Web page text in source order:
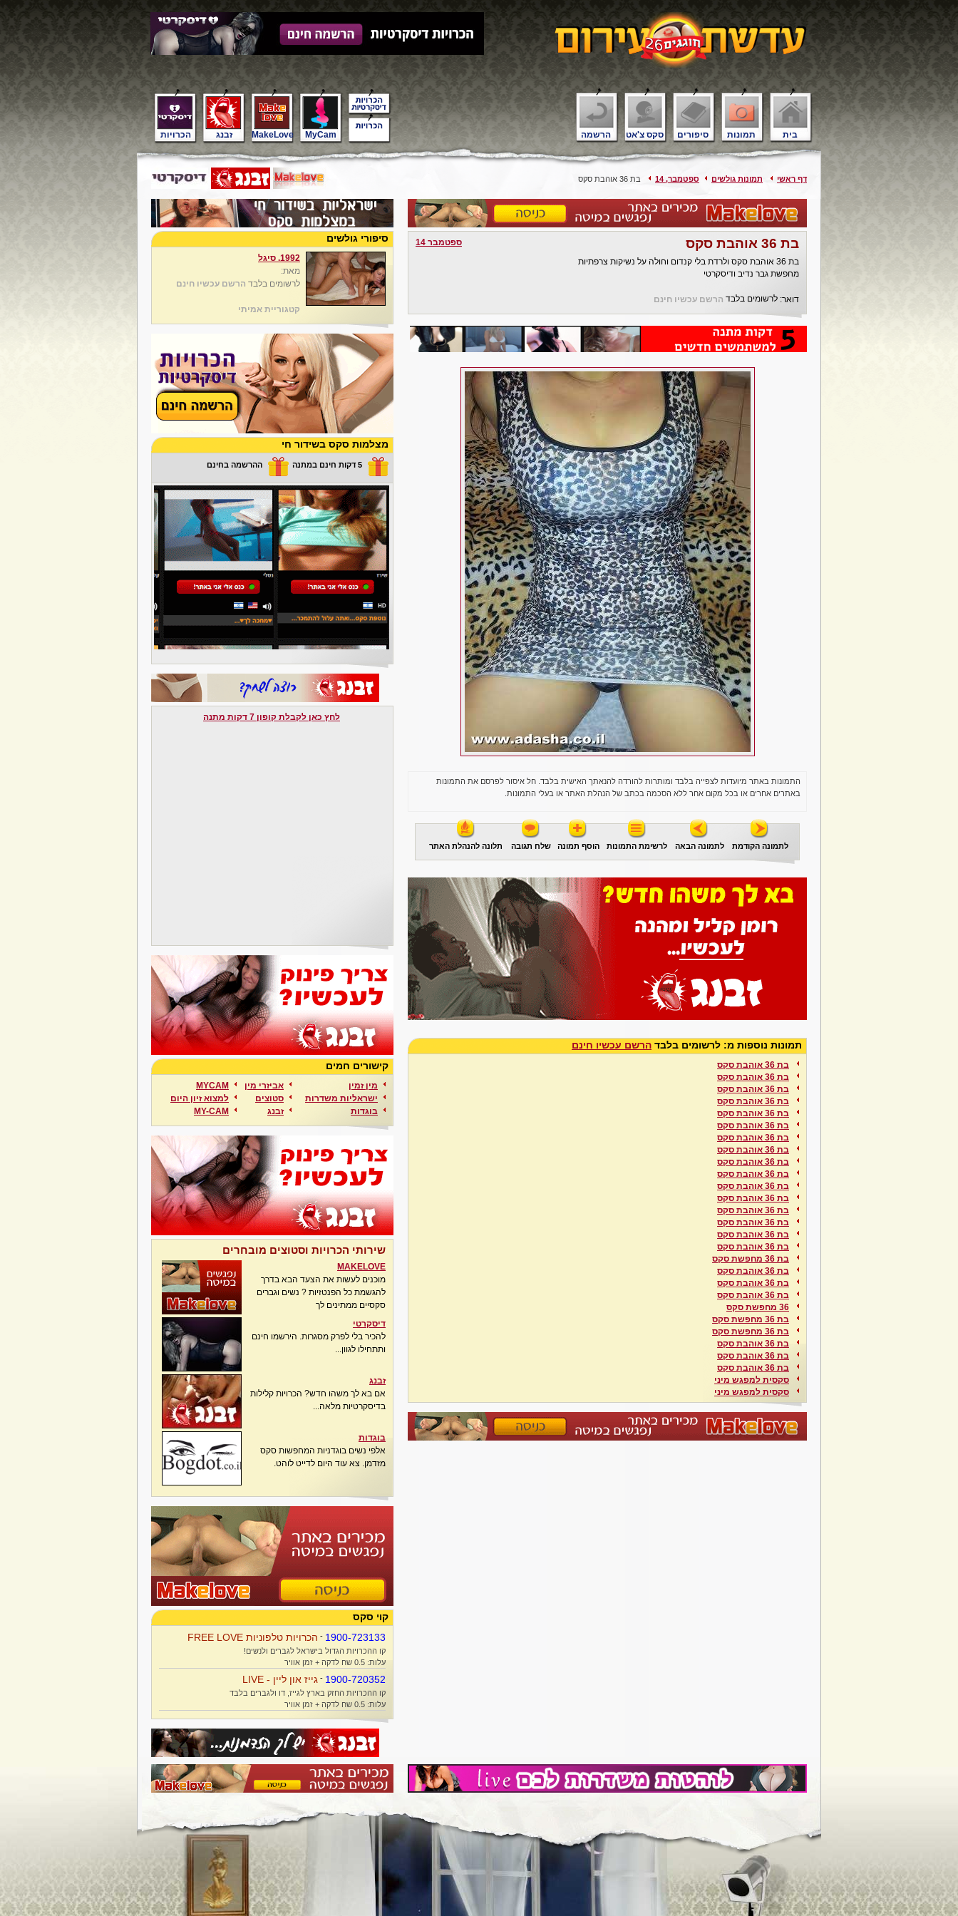
בית תמונות סיפורים סקס צ'אט הרשמה הכרויות זבנג MakeLove MyCam
דף ראשי תמונות גולשים ספטמבר, 14 בת 36 אוהבת סקס
בת 36 אוהבת סקס
ספטמבר 14
בת 36 אוהבת סקס ולרדת בלי קנדום וחולה על נשיקות צרפתיות
מחפשת גבר נדיב ודיסקרטי
דואר: לרשומים בלבד הרשם עכשיו חינם
התמונות באתר מיועדות לצפייה בלבד ומותרות להורדה להנאתך האישית בלבד. חל איסור לפרסם את התמונות
באתרים אחרים או בכל מקום אחר ללא הסכמה בכתב של הנהלת האתר או בעלי התמונות.
לתמונה הקודמת לתמונה הבאה לרשימת התמונות הוסף תמונה שלח תגובה תלונה להנהלת האתר
תמונות נוספות מ: לרשומים בלבד הרשם עכשיו חינם
בת 36 אוהבת סקס
בת 36 אוהבת סקס
בת 36 אוהבת סקס
בת 36 אוהבת סקס
בת 36 אוהבת סקס
בת 36 אוהבת סקס
בת 36 אוהבת סקס
בת 36 אוהבת סקס
בת 36 אוהבת סקס
בת 36 אוהבת סקס
בת 36 אוהבת סקס
בת 36 אוהבת סקס
בת 36 אוהבת סקס
בת 36 אוהבת סקס
בת 36 אוהבת סקס
בת 36 אוהבת סקס
בת 36 מחפשת סקס
בת 36 אוהבת סקס
בת 36 אוהבת סקס
בת 36 אוהבת סקס
36 מחפשת סקס
בת 36 מחפשת סקס
בת 36 מחפשת סקס
בת 36 אוהבת סקס
בת 36 אוהבת סקס
בת 36 אוהבת סקס
סקסית למפגש מיני
סקסית למפגש מיני
סיפורי גולשים
1992. סיגל
מאת:
לרשומים בלבד הרשם עכשיו חינם
קטגוריית אמיתי
מצלמות סקס בשידור חי
5 דקות חינם במתנה ההרשמה בחינם
לחץ כאן לקבלת קופון 7 דקות מתנה
קישורים חמים
מין זמין
ישראליות משדרות
בוגדות
אביזרי מין
סטוצים
זבנג
MYCAM
למצוא זיון היום
MY-CAM
שירותי הכרויות וסטוצים מובחרים
MAKELOVE
מוכנים לעשות את הצעד הבא בדרך
להגשמת כל הפנטזיות ? נשים וגברים
סקסיים ממתינים לך
דיסקרטי
להכיר בלי לפרק מסגרות. הירשמו חינם
ותתחילו לגוון...
זבנג
אם בא לך משהו חדש? הכרויות קלילות
בדיסקרטיות מלאה...
בוגדות
אלפי נשים בוגדניות המחפשות סקס
מזדמן. צא עוד היום לדייט לוהט.
קוי סקס
1900-723133
- הכרויות טלפוניות FREE LOVE
קו ההכרויות הגדול בישראל לגברים ולנשים!
עלות: 0.5 שח לדקה + זמן אוויר
1900-720352
- גייז און ליין - LIVE
קו ההכרויות החזק בארץ לגייז, דו ולגברים בלבד
עלות: 0.5 שח לדקה + זמן אוויר